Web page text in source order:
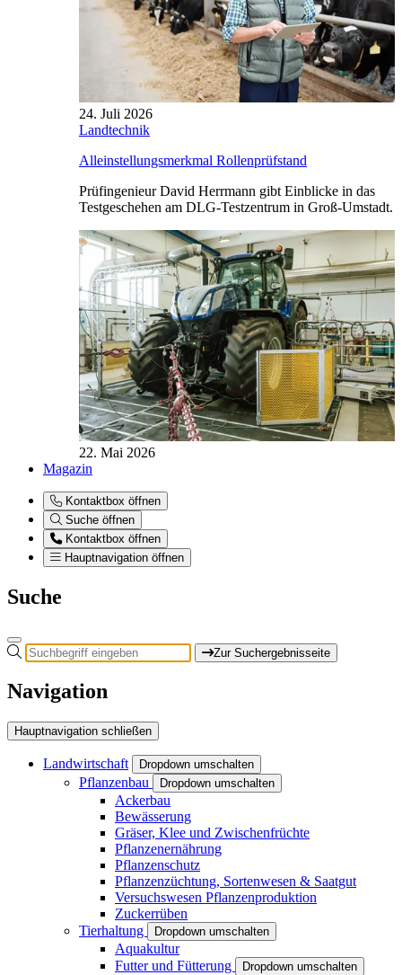
24. Juli 2026
Landtechnik
Alleinstellungsmerkmal Rollenprüfstand
Prüfingenieur David Herrmann gibt Einblicke in das
Testgeschehen am DLG-Testzentrum in Groß-Umstadt.
22. Mai 2026
Magazin
Kontaktbox öffnen
Suche öffnen
Kontaktbox öffnen
Hauptnavigation öffnen
Suche
Zur Suchergebnisseite
Navigation
Hauptnavigation schließen
Landwirtschaft Dropdown umschalten
Pflanzenbau Dropdown umschalten
Ackerbau
Bewässerung
Gräser, Klee und Zwischenfrüchte
Pflanzenernährung
Pflanzenschutz
Pflanzenzüchtung, Sortenwesen & Saatgut
Versuchswesen Pflanzenproduktion
Zuckerrüben
Tierhaltung
Dropdown umschalten
Aquakultur
Futter und Fütterung
Dropdown umschalten